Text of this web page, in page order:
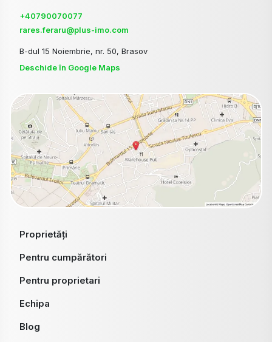
+40790070077
rares.feraru@plus-imo.com
B-dul 15 Noiembrie, nr. 50, Brasov
Deschide în Google Maps
Proprietăți
Pentru cumpărători
Pentru proprietari
Echipa
Blog